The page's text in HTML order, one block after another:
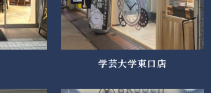
学芸大学東口店